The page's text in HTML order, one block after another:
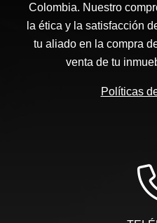
Colombia. Nuestro
la ética y la satisfacción
tu aliado en la compra
venta de tu
Políticas